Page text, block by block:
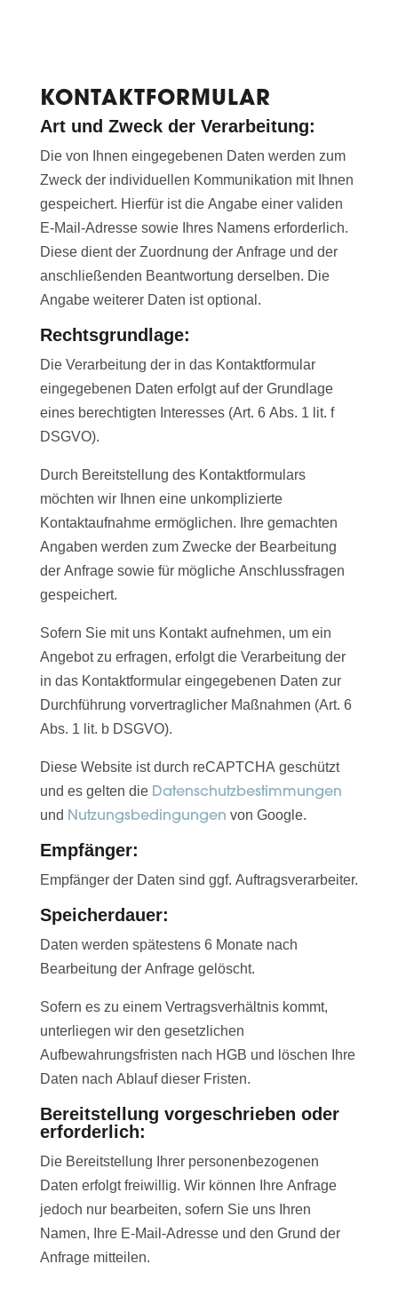
KONTAKTFORMULAR
Art und Zweck der Verarbeitung:
Die von Ihnen eingegebenen Daten werden zum
Zweck der individuellen Kommunikation mit Ihnen
gespeichert. Hierfür ist die Angabe einer validen
E-Mail-Adresse sowie Ihres Namens erforderlich.
Diese dient der Zuordnung der Anfrage und der
anschließenden Beantwortung derselben. Die
Angabe weiterer Daten ist optional.
Rechtsgrundlage:
Die Verarbeitung der in das Kontaktformular
eingegebenen Daten erfolgt auf der Grundlage
eines berechtigten Interesses (Art. 6 Abs. 1 lit. f
DSGVO).
Durch Bereitstellung des Kontaktformulars
möchten wir Ihnen eine unkomplizierte
Kontaktaufnahme ermöglichen. Ihre gemachten
Angaben werden zum Zwecke der Bearbeitung
der Anfrage sowie für mögliche Anschlussfragen
gespeichert.
Sofern Sie mit uns Kontakt aufnehmen, um ein
Angebot zu erfragen, erfolgt die Verarbeitung der
in das Kontaktformular eingegebenen Daten zur
Durchführung vorvertraglicher Maßnahmen (Art. 6
Abs. 1 lit. b DSGVO).
Diese Website ist durch reCAPTCHA geschützt
und es gelten die Datenschutzbestimmungen
und Nutzungsbedingungen von Google.
Empfänger:
Empfänger der Daten sind ggf. Auftragsverarbeiter.
Speicherdauer:
Daten werden spätestens 6 Monate nach
Bearbeitung der Anfrage gelöscht.
Sofern es zu einem Vertragsverhältnis kommt,
unterliegen wir den gesetzlichen
Aufbewahrungsfristen nach HGB und löschen Ihre
Daten nach Ablauf dieser Fristen.
Bereitstellung vorgeschrieben oder
erforderlich:
Die Bereitstellung Ihrer personenbezogenen
Daten erfolgt freiwillig. Wir können Ihre Anfrage
jedoch nur bearbeiten, sofern Sie uns Ihren
Namen, Ihre E-Mail-Adresse und den Grund der
Anfrage mitteilen.